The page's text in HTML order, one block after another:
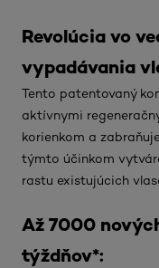
Revolúcia vo
vypadávania
Tento patentovaný
aktívnymi
korienkom a
týmto účinkom
rastu existujúcich
Až 7000
týždňov*: